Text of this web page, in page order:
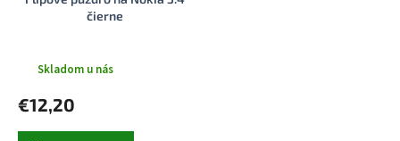
čierne
Skladom u nás
€12,20